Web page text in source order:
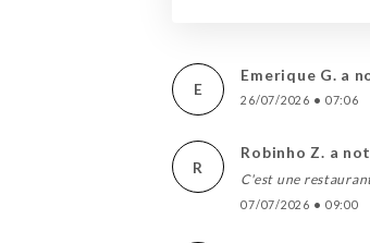
E
Emerique G. a
26/07/2026 • 07:06
R
Robinho Z. a
C'est une
07/07/2026 • 09:00